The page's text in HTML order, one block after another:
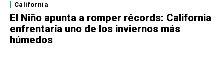
California
El Niño apunta a romper récords: California
enfrentaría uno de los inviernos más
húmedos